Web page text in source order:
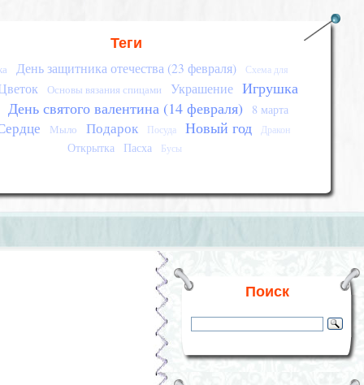
Теги
День защитника отечества (23 февраля) Схема для
Основы вязания спицами Украшение Игрушка
День святого валентина (14 февраля)
8 марта
Мыло Подарок Посуда Новый год Дракон
Открытка Пасха Бусы
Поиск